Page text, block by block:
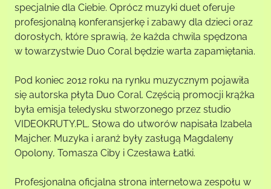
specjalnie dla Ciebie. Oprócz muzyki duet oferuje
profesjonalną konferansjerkę i zabawy dla dzieci oraz
dorosłych, które sprawią, że każda chwila spędzona
w towarzystwie Duo Coral będzie warta zapamiętania.
Pod koniec 2012 roku na rynku muzycznym pojawiła
się autorska płyta Duo Coral. Częścią promocji krążka
była emisja teledysku stworzonego przez studio
VIDEOKRUTY.PL. Słowa do utworów napisała Izabela
Majcher. Muzyka i aranż były zasługą Magdaleny
Opolony, Tomasza Ciby i Czesława Łatki.
Profesjonalna oficjalna strona internetowa zespołu w